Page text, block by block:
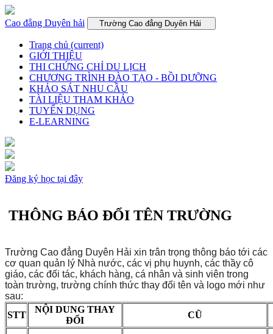
Cao đẳng Duyên hải Trường Cao đẳng Duyên Hải
Trang chủ (current)
GIỚI THIỆU
THI CHỨNG CHỈ DU LỊCH
CHƯƠNG TRÌNH ĐÀO TẠO - BỒI DƯỠNG
KHẢO SÁT NHU CẦU
TÀI LIỆU THAM KHẢO
TUYỂN DỤNG
E-LEARNING
Đăng ký học tại đây
THÔNG BÁO ĐỔI TÊN TRƯỜNG
Trường Cao đẳng Duyên Hải xin trân trọng thông báo tới các
cơ quan quản lý Nhà nước, các vị phụ huynh, các thầy cô
giáo, các đối tác, khách hàng, cá nhân và sinh viên trong
toàn trường, trường chính thức thay đổi tên và logo mới như
sau:
STT
NỘI DUNG THAY
ĐỔI
CŨ